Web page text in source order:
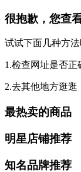
很抱歉，您查
试试下面几种方法
1.检查网址是否正
2.去其他地方逛逛
最热卖的商品
明星店铺推荐
知名品牌推荐